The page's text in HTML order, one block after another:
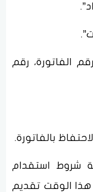
الفاتورة، رقم
شروط استقدام
الوقت تقديم